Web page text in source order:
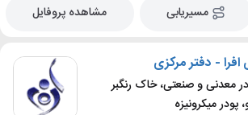
مسیریابی مشاهده پروفایل
- دفتر مرکزی
معدنی و صنعتی، خاک رنگبر
پودر میکرونیزه